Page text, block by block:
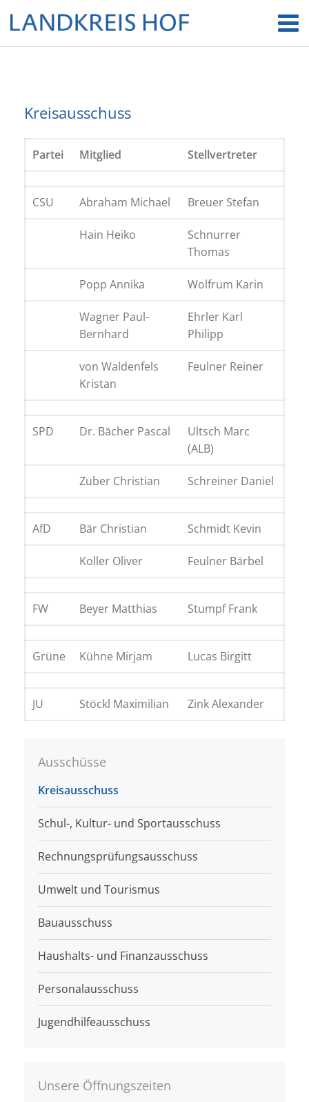
Kreisausschuss
Partei Mitglied Stellvertreter
CSU Abraham Michael Breuer Stefan
Hain Heiko
Schnurrer
Thomas
Popp Annika Wolfrum Karin
Wagner Paul-
Bernhard
Ehrler Karl
Philipp
von Waldenfels
Kristan
Feulner Reiner
SPD Dr. Bächer Pascal
Ultsch Marc
(ALB)
Zuber Christian Schreiner Daniel
AfD Bär Christian Schmidt Kevin
Koller Oliver Feulner Bärbel
FW Beyer Matthias Stumpf Frank
Grüne Kühne Mirjam Lucas Birgitt
JU Stöckl Maximilian Zink Alexander
Ausschüsse
Kreisausschuss
Schul-, Kultur- und Sportausschuss
Rechnungsprüfungsausschuss
Umwelt und Tourismus
Bauausschuss
Haushalts- und Finanzausschuss
Personalausschuss
Jugendhilfeausschuss
Unsere Öffnungszeiten